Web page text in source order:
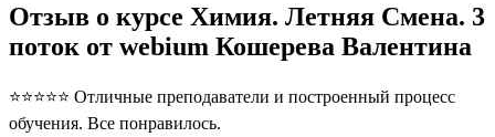
Отзыв о курсе Химия. Летняя Смена. 3
поток от webium Кошерева Валентина
⭐⭐⭐⭐⭐ Отличные преподаватели и построенный процесс
обучения. Все понравилось.